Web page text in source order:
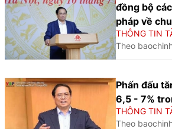
đồng bộ
pháp về
THÔNG TIN
Theo
Phấn đấu
6,5 - 7%
THÔNG TIN
Theo